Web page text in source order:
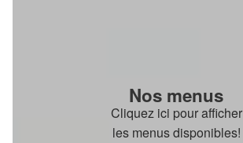
Nos menus
Cliquez ici pour afficher
les menus disponibles!